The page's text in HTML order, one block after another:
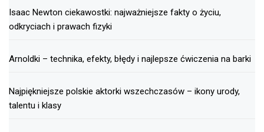
Isaac Newton ciekawostki: najważniejsze fakty o życiu,
odkryciach i prawach fizyki
Arnoldki – technika, efekty, błędy i najlepsze ćwiczenia na barki
Najpiękniejsze polskie aktorki wszechczasów – ikony urody,
talentu i klasy